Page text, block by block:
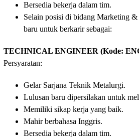
Bersedia bekerja dalam tim.
Selain posisi di bidang Marketing
baru untuk berkarir sebagai:
TECHNICAL ENGINEER (Kode:
Persyaratan:
Gelar Sarjana Teknik Metalurgi.
Lulusan baru dipersilakan untuk
Memiliki sikap kerja yang baik.
Mahir berbahasa Inggris.
Bersedia bekerja dalam tim.